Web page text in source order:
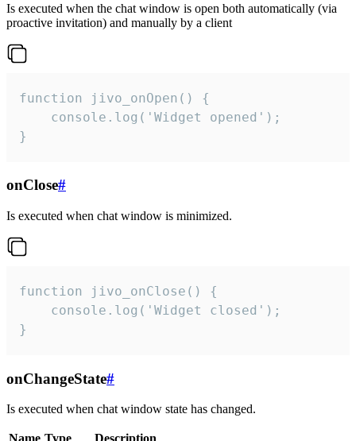
Is executed when the chat window is open both automatically (via
proactive invitation) and manually by a client
function jivo_onOpen() {
    console.log('Widget opened');
}
onClose#
Is executed when chat window is minimized.
function jivo_onClose() {
    console.log('Widget closed');
}
onChangeState#
Is executed when chat window state has changed.